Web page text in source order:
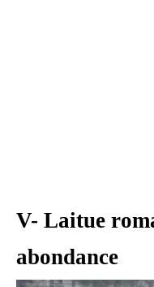
V- Laitue
abondance